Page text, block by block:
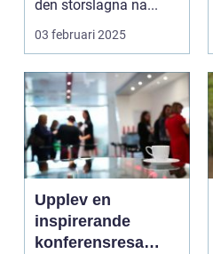
den storslagna na...
03 februari 2025
Upplev en
inspirerande
konferensresa